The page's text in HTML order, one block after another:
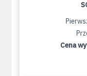
Cena